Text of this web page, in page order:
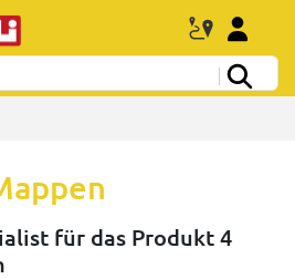
für das Produkt 4